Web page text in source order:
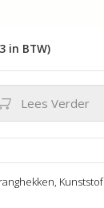
in BTW)
Lees Verder
, Kunststof